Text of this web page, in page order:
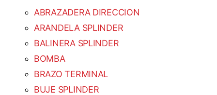
ABRAZADERA DIRECCION
ARANDELA SPLINDER
BALINERA SPLINDER
BOMBA
BRAZO TERMINAL
BUJE SPLINDER